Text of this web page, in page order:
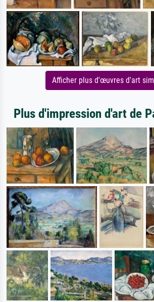
Afficher plus d'œuvres d'art
Plus d'impression d'art de